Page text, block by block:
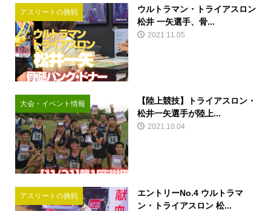
アスリートの挑戦
ウルトラマン・トライアスロン
松井 一矢選手、骨...
2021.11.05
大会・イベント情報
【陸上競技】トライアスロン・
松井一矢選手が陸上...
2021.10.04
アスリートの挑戦
エントリーNo.4 ウルトラマ
ン・トライアスロン 松...